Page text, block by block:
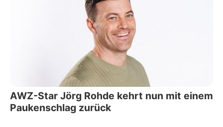
AWZ-Star Jörg Rohde kehrt nun mit einem
Paukenschlag zurück